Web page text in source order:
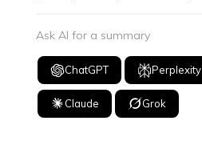
Ask AI for a summary
ChatGPT Perplexity
Claude Grok